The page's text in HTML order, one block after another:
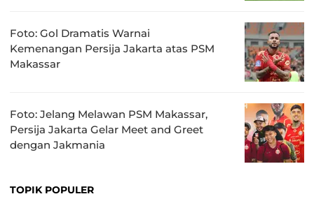
Foto: Gol Dramatis Warnai
Kemenangan Persija Jakarta atas PSM
Makassar
Foto: Jelang Melawan PSM Makassar,
Persija Jakarta Gelar Meet and Greet
dengan Jakmania
TOPIK POPULER